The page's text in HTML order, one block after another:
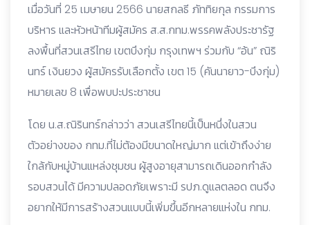
​เมื่อวันที่ 25 เมษายน 2566 นายสกลธี ภัททิยกุล กรรมการ
บริหาร และหัวหน้าทีมผู้สมัคร ส.ส.กทม.พรรคพลังประชารัฐ
ลงพื้นที่สวนเสรีไทย เขตบึงกุ่ม กรุงเทพฯ ร่วมกับ “อ้น” ณิริ
นทร์ เงินยวง ผู้สมัครรับเลือกตั้ง เขต 15 (คันนายาว-บึงกุ่ม)
หมายเลข 8 เพื่อพบปะประชาชน
​โดย น.ส.ณิรินทร์กล่าวว่า สวนเสรีไทยนี้เป็นหนึ่งในสวน
ตัวอย่างของ กทม.ที่ไม่ต้องมีขนาดใหญ่มาก แต่เข้าถึงง่าย
ใกล้กับหมู่บ้านแหล่งชุมชน ผู้สูงอายุสามารถเดินออกกำลัง
รอบสวนได้ มีความปลอดภัยเพราะมี รปภ.ดูแลตลอด ตนจึง
อยากให้มีการสร้างสวนแบบนี้เพิ่มขึ้นอีกหลายแห่งใน กทม.